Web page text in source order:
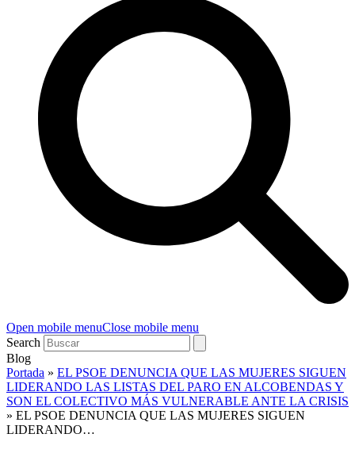
Open mobile menuClose mobile menu
Search
Blog
Portada » EL PSOE DENUNCIA QUE LAS MUJERES SIGUEN
LIDERANDO LAS LISTAS DEL PARO EN ALCOBENDAS Y
SON EL COLECTIVO MÁS VULNERABLE ANTE LA CRISIS
» EL PSOE DENUNCIA QUE LAS MUJERES SIGUEN
LIDERANDO…